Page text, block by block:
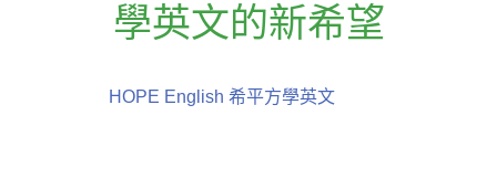
學英文的新希望
HOPE English 希平方學英文